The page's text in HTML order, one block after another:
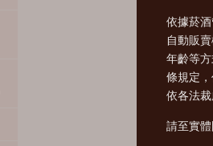
依據菸
自動販
年齡等
條規定
依各法
請至實體